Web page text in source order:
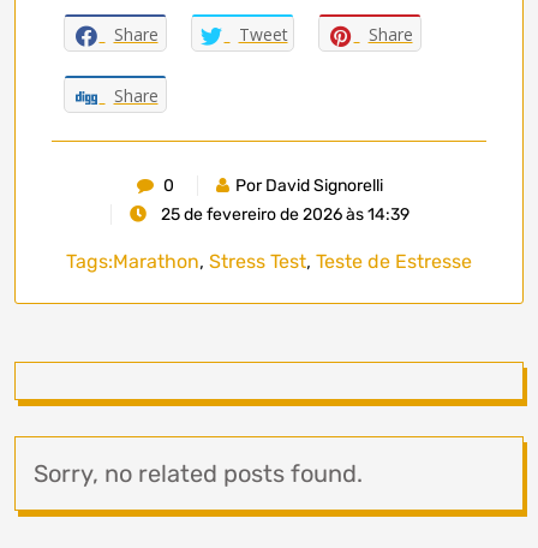
Share Tweet Share
Share
0
Por David Signorelli
25 de fevereiro de 2026 às 14:39
Tags:Marathon, Stress Test, Teste de Estresse
Sorry, no related posts found.